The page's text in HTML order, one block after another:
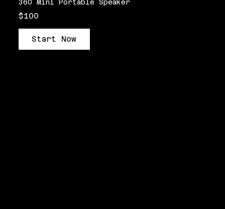
360 Mini Portable Speaker
$100
Start Now